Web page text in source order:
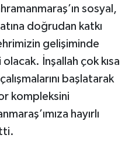
sosyal,
doğrudan katkı
gelişiminde
İnşallah çok kısa
başlatarak
kompleksini
hayırlı